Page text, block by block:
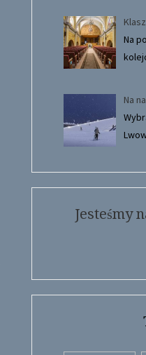
Na
Na
Jesteśmy